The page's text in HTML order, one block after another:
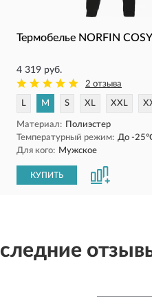
Термобелье NORFIN
4 319 руб.
2 отзыва
L M S XL XXL
Материал: Полиэстер
Температурный режим: До -
Для кого: Мужское
КУПИТЬ